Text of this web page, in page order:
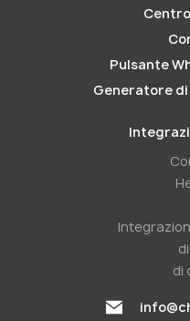
Pulsante
Generatore
di